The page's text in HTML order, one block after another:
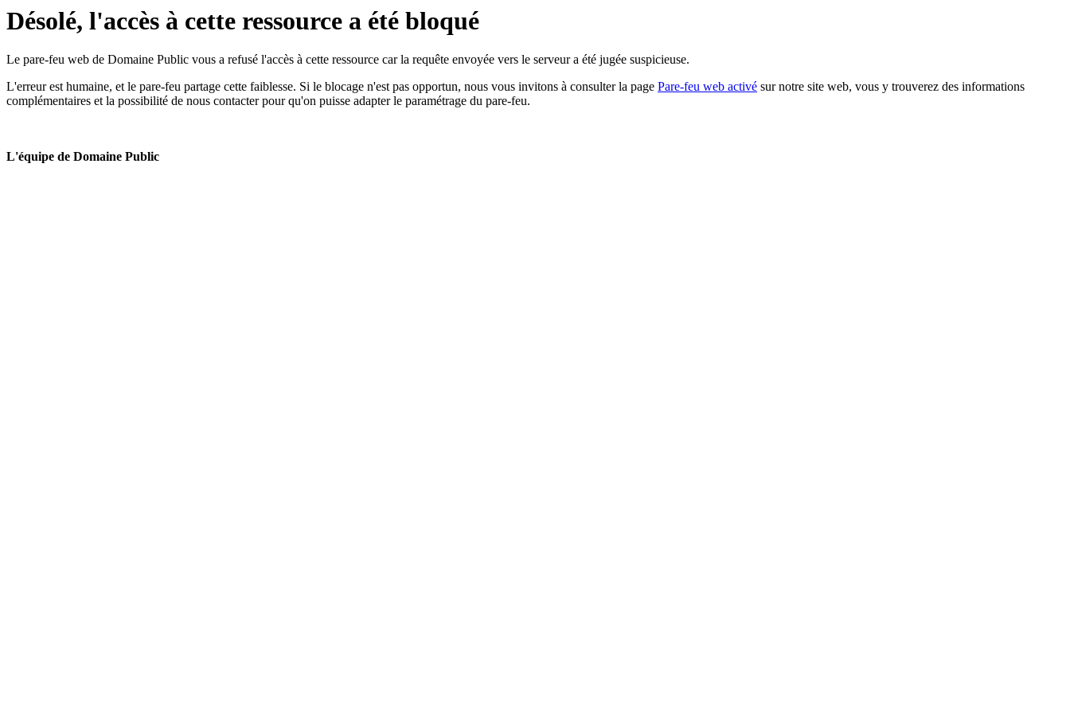
Désolé, l'accès à cette ressource a été bloqué
Le pare-feu web de Domaine Public vous a refusé l'accès à cette ressource car la requête envoyée vers le serveur a été jugée suspicieuse.
L'erreur est humaine, et le pare-feu partage cette faiblesse. Si le blocage n'est pas opportun, nous vous invitons à consulter la page Pare-feu web activé sur notre site web, vous y trouverez des informations
complémentaires et la possibilité de nous contacter pour qu'on puisse adapter le paramétrage du pare-feu.
L'équipe de Domaine Public